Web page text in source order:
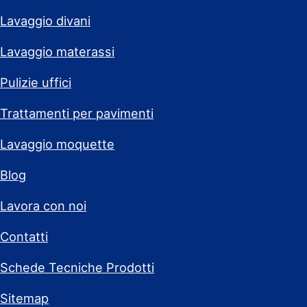
Lavaggio divani
Lavaggio materassi
Pulizie uffici
Trattamenti per pavimenti
Lavaggio moquette
Blog
Lavora con noi
Contatti
Schede Tecniche Prodotti
Sitemap